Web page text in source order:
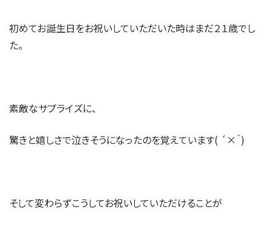
初めてお誕生日をお祝いしていただいた時はまだ２１歳でし
た。
素敵なサプライズに、
驚きと嬉しさで泣きそうになったのを覚えています( ´×｀)
そして変わらずこうしてお祝いしていただけることが